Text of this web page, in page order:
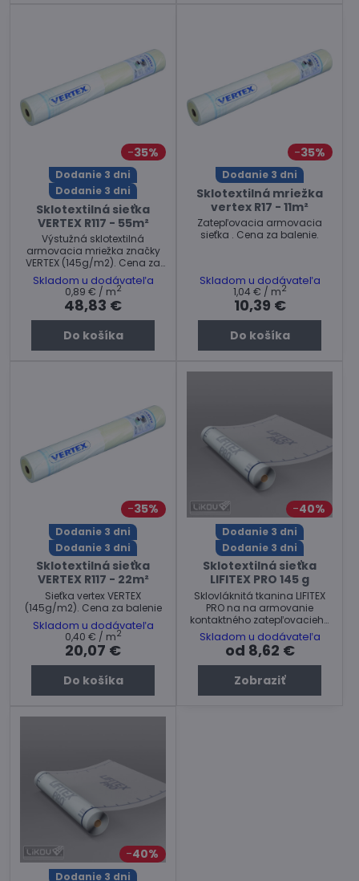
35%
Dodanie 3 dni
Dodanie 3 dni
Sklotextilná sieťka
VERTEX R117 - 55m²
Výstužná sklotextilná
armovacia mriežka značky
VERTEX (145g/m2). Cena za
balenie.
Skladom u dodávateľa
48,83 €
0,89 € / m2
Do košíka
35%
Dodanie 3 dni
Sklotextilná mriežka
vertex R17 - 11m²
Zatepľovacia armovacia
sieťka . Cena za balenie.
Skladom u dodávateľa
10,39 €
1,04 € / m2
Do košíka
35%
Dodanie 3 dni
Dodanie 3 dni
Sklotextilná sieťka
VERTEX R117 - 22m²
Sieťka vertex VERTEX
(145g/m2). Cena za balenie
Skladom u dodávateľa
20,07 €
0,40 € / m2
Do košíka
40%
Dodanie 3 dni
Dodanie 3 dni
Sklotextilná sieťka
LIFITEX PRO 145 g
Sklovláknitá tkanina LIFITEX
PRO na na armovanie
kontaktného zatepľovacieho
systému – ETICS alebo
vnútorných a vonkajších
omietok
Skladom u dodávateľa
od 8,62 €
Zobraziť
40%
Dodanie 3 dni